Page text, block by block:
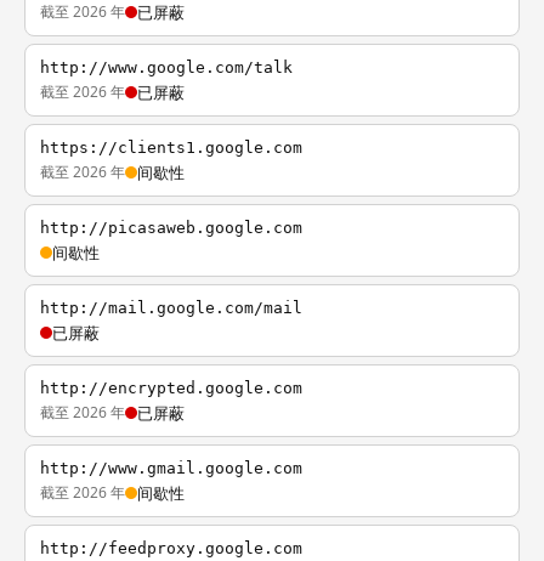
截至 2026 年 已屏蔽
http://www.google.com/talk
截至 2026 年 已屏蔽
https://clients1.google.com
截至 2026 年 间歇性
http://picasaweb.google.com
间歇性
http://mail.google.com/mail
已屏蔽
http://encrypted.google.com
截至 2026 年 已屏蔽
http://www.gmail.google.com
截至 2026 年 间歇性
http://feedproxy.google.com